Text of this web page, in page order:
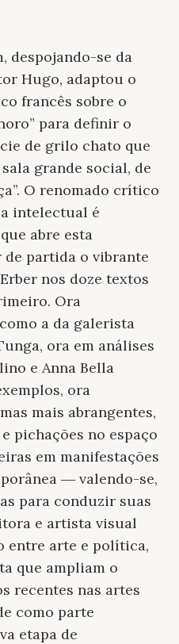
despojando-se da
Hugo, adaptou o
francês sobre o
para definir o
de grilo chato que
grande social, de
O renomado crítico
intelectual é
abre esta
de partida o vibrante
nos doze textos
Ora
a da galerista
ora em análises
e Anna Bella
ora
mais abrangentes,
pichações no espaço
em manifestações
― valendo-se,
para conduzir suas
e artista visual
entre arte e política,
que ampliam o
recentes nas artes
como parte
etapa de